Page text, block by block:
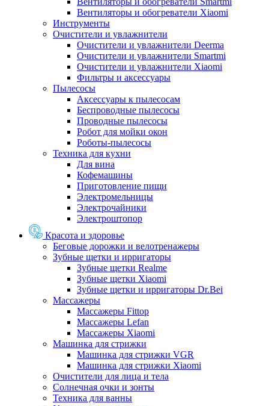
Вентиляторы и обогреватели Xiaomi
Инструменты
Очистители и увлажнители
Очистители и увлажнители Deerma
Очистители и увлажнители Smartmi
Очистители и увлажнители Xiaomi
Фильтры и аксессуары
Пылесосы
Аксессуары к пылесосам
Беспроводные пылесосы
Проводные пылесосы
Робот для мойки окон
Роботы-пылесосы
Техника для кухни
Для вина
Кофемашины
Приготовление пищи
Электромельницы
Электрочайники
Электроштопор
Красота и здоровье
Беговые дорожки и велотренажеры
Зубные щетки и ирригаторы
Зубные щетки Realme
Зубные щетки Xiaomi
Зубные щетки и ирригаторы Dr.Bei
Массажеры
Массажеры Fittop
Массажеры Lefan
Массажеры Xiaomi
Машинка для стрижки
Машинка для стрижки VGR
Машинка для стрижки Xiaomi
Очистители для лица и тела
Солнечная очки и зонты
Техника для ванны